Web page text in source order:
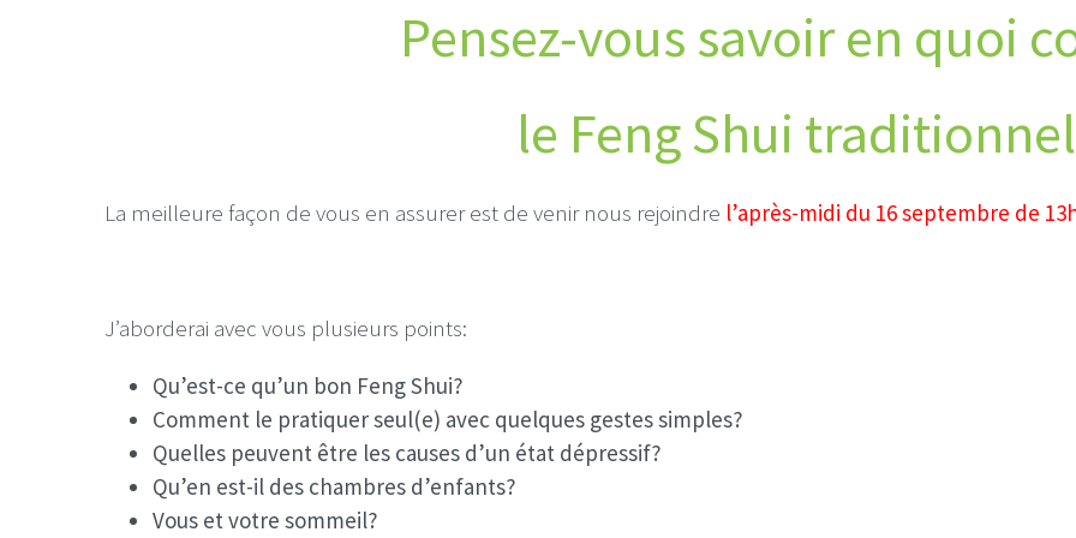
Pensez-vous savoir en quoi
le Feng Shui
La meilleure façon de vous en assurer est de venir nous rejoindre l’après-midi du 16 septembre de
J’aborderai avec vous plusieurs points:
Qu’est-ce qu’un bon Feng Shui?
Comment le pratiquer seul(e) avec quelques gestes simples?
Quelles peuvent être les causes d’un état dépressif?
Qu’en est-il des chambres d’enfants?
Vous et votre sommeil?